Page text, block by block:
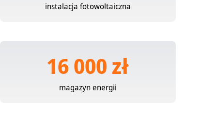
instalacja fotowoltaiczna
16 000 zł
magazyn energii